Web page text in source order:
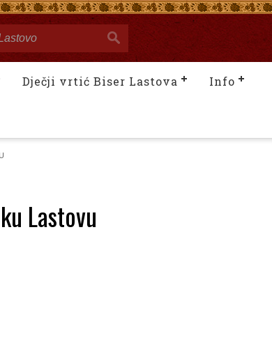
Dječji vrtić Biser Lastova Info
Lastovu